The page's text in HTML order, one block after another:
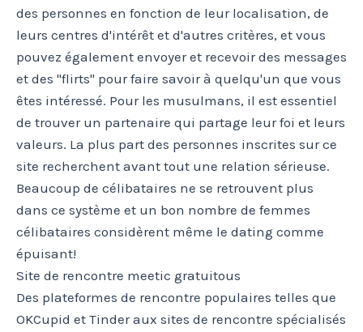
des personnes en fonction de leur localisation, de
leurs centres d'intérêt et d'autres critères, et vous
pouvez également envoyer et recevoir des messages
et des "flirts" pour faire savoir à quelqu'un que vous
êtes intéressé. Pour les musulmans, il est essentiel
de trouver un partenaire qui partage leur foi et leurs
valeurs. La plus part des personnes inscrites sur ce
site recherchent avant tout une relation sérieuse.
Beaucoup de célibataires ne se retrouvent plus
dans ce système et un bon nombre de femmes
célibataires considèrent même le dating comme
épuisant!
Site de rencontre meetic gratuitous
Des plateformes de rencontre populaires telles que
OKCupid et Tinder aux sites de rencontre spécialisés